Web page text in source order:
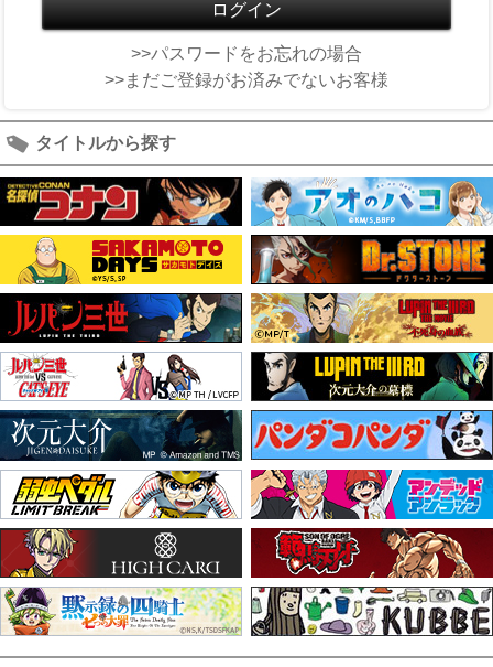
>>パスワードをお忘れの場合
>>まだご登録がお済みでないお客様
タイトルから探す